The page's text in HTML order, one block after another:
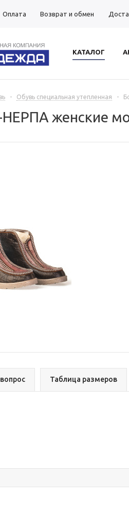
Оплата Возврат и обмен
КАТАЛОГ
- Обувь специальная утепленная -
женские
Таблица размеров